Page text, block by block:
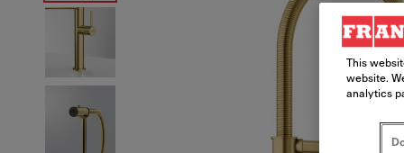
This
website.
analytics